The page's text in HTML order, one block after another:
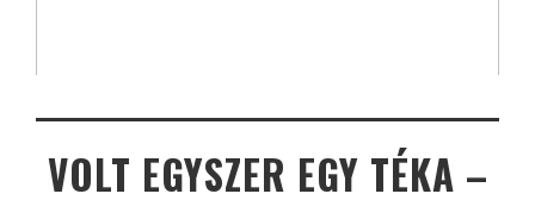
VOLT EGYSZER EGY TÉKA –